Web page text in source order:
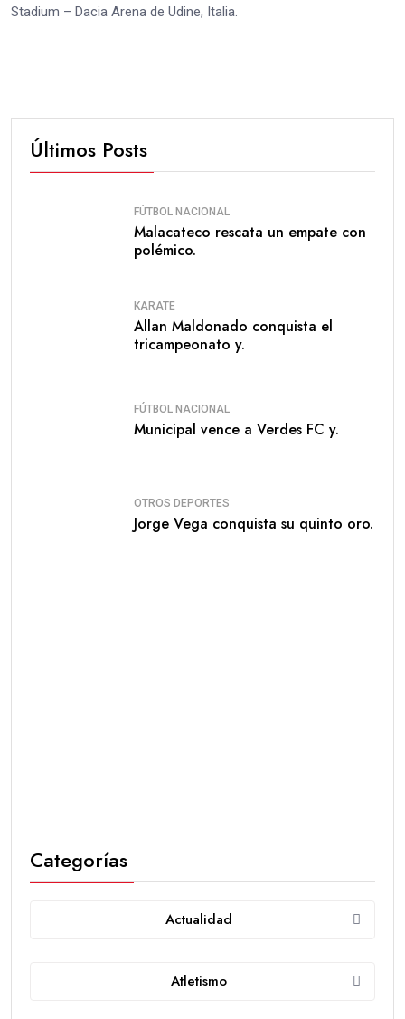
Stadium – Dacia Arena de Udine, Italia.
Últimos Posts
FÚTBOL NACIONAL
Malacateco rescata un empate con
polémico.
KARATE
Allan Maldonado conquista el
tricampeonato y.
FÚTBOL NACIONAL
Municipal vence a Verdes FC y.
OTROS DEPORTES
Jorge Vega conquista su quinto oro.
Categorías
Actualidad
Atletismo